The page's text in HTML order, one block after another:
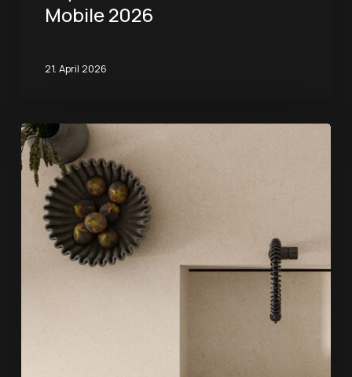
Mobile 2026
21. April 2026
Küchenarbeitsplatten
aus
Feinsteinzeug:
Stilempfehlungen